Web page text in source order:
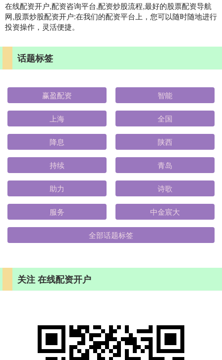
在线配资开户,配资咨询平台,配资炒股流程,最好的股票配资导航
网,股票炒股配资开户:在我们的配资平台上，您可以随时随地进行
投资操作，灵活便捷。
话题标签
赢盈配资 智能
上海 全国
降息 陕西
持续 青岛
助力 诗歌
服务 中金宸大
全部话题标签
关注 在线配资开户